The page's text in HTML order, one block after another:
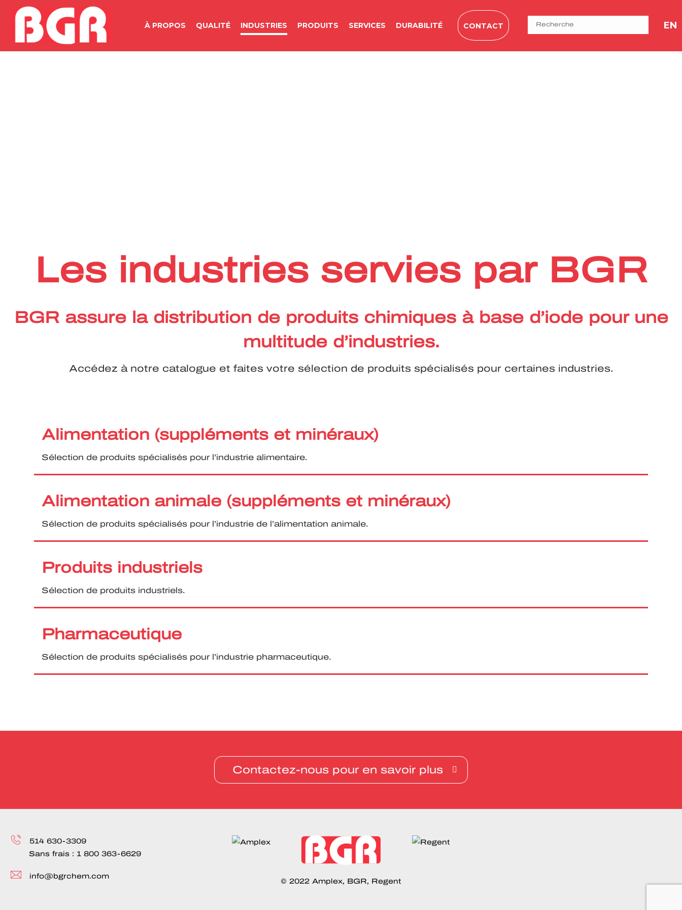
À PROPOS QUALITÉ INDUSTRIES PRODUITS SERVICES DURABILITÉ CONTACT EN
Les industries servies par BGR
BGR assure la distribution de produits chimiques à base d’iode pour une
multitude d’industries.
Accédez à notre catalogue et faites votre sélection de produits spécialisés pour certaines industries.
Alimentation (suppléments et minéraux)
Sélection de produits spécialisés pour l’industrie alimentaire.
Alimentation animale (suppléments et minéraux)
Sélection de produits spécialisés pour l’industrie de l’alimentation animale.
Produits industriels
Sélection de produits industriels.
Pharmaceutique
Sélection de produits spécialisés pour l’industrie pharmaceutique.
Contactez-nous pour en savoir plus
514 630-3309
Sans frais : 1 800 363-6629
info@bgrchem.com
© 2022 Amplex, BGR, Regent